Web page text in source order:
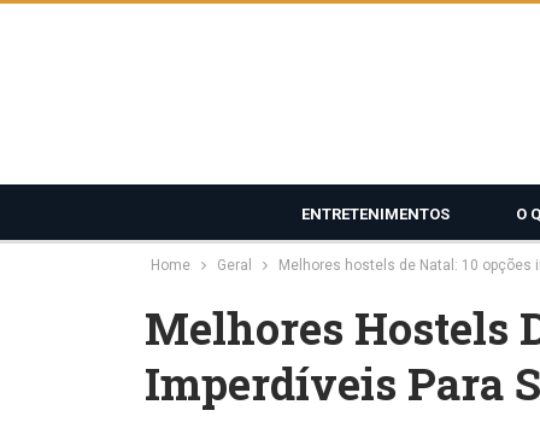
ENTRETENIMENTOS O
Home Geral Melhores hostels de Natal: 10 opções
Melhores Hostels
Imperdíveis Para